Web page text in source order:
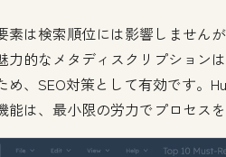
素は検索順位には影響しません
力的なメタディスクリプション
め、SEO対策として有効です。
能は、最小限の労力でプロセスを